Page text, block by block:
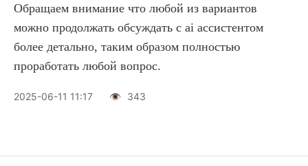
Обращаем внимание что любой из вариантов
можно продолжать обсуждать с ai ассистентом
более детально, таким образом полностью
проработать любой вопрос.
2025-06-11 11:17 👁️ 343